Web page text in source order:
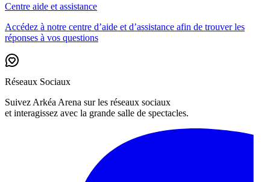
Centre aide et assistance
Accédez à notre centre d’aide et d’assistance afin de trouver les
réponses à vos questions
Réseaux Sociaux
Suivez Arkéa Arena sur les réseaux sociaux
et interagissez avec la grande salle de spectacles.